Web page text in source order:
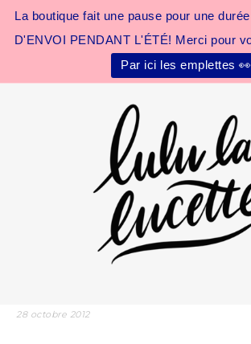
La boutique fait une pause pour une
D'ENVOI PENDANT L'ÉTÉ! Merci pour
Par ici les emplettes 👀
28 octobre 2012